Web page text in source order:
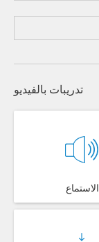
تدريبات بالفيديو
الاستماع